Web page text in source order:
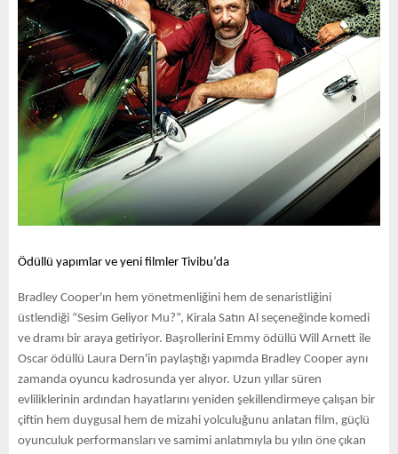
Ödüllü yapımlar ve yeni filmler Tivibu’da
Bradley Cooper'ın hem yönetmenliğini hem de senaristliğini
üstlendiği “Sesim Geliyor Mu?”, Kirala Satın Al seçeneğinde komedi
ve dramı bir araya getiriyor. Başrollerini Emmy ödüllü Will Arnett ile
Oscar ödüllü Laura Dern'in paylaştığı yapımda Bradley Cooper aynı
zamanda oyuncu kadrosunda yer alıyor. Uzun yıllar süren
evliliklerinin ardından hayatlarını yeniden şekillendirmeye çalışan bir
çiftin hem duygusal hem de mizahi yolculuğunu anlatan film, güçlü
oyunculuk performansları ve samimi anlatımıyla bu yılın öne çıkan